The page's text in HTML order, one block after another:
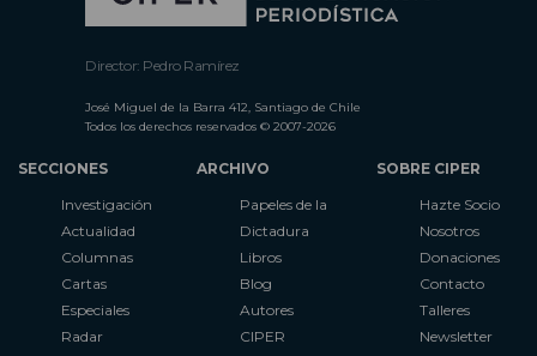
Director: Pedro Ramírez
José Miguel de la Barra 412, Santiago de Chile
Todos los derechos reservados © 2007-2026
SECCIONES
Investigación
Actualidad
Columnas
Cartas
Especiales
Radar
ARCHIVO
Papeles de la
Dictadura
Libros
Blog
Autores
CIPER
SOBRE CIPER
Hazte Socio
Nosotros
Donaciones
Contacto
Talleres
Newsletter